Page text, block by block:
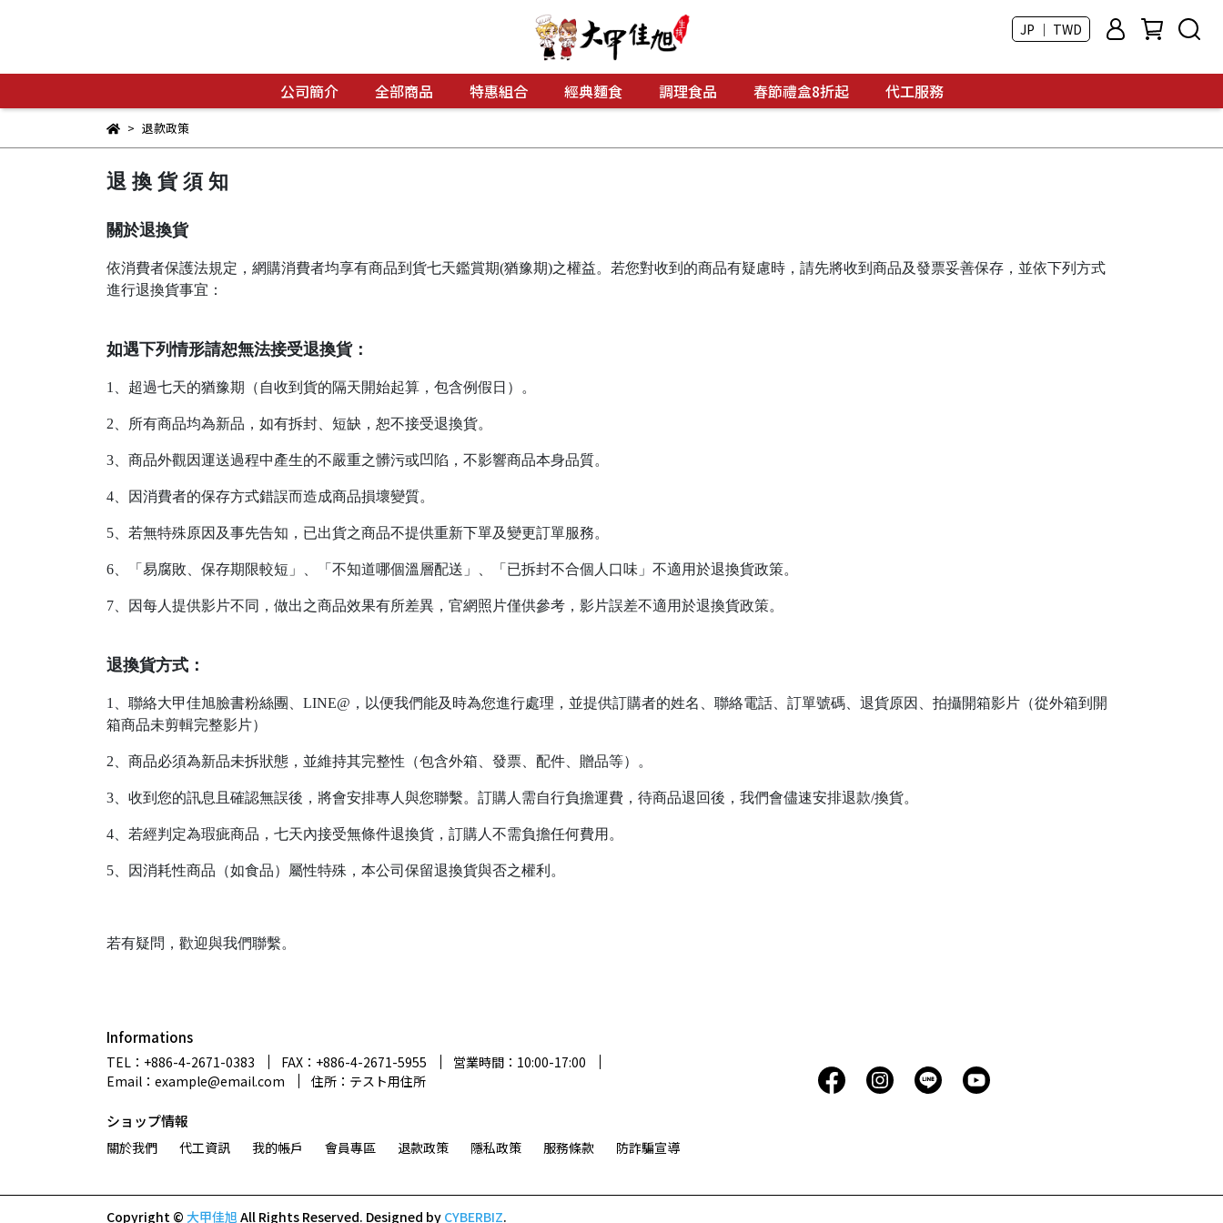
JP ｜ TWD
公司簡介 全部商品 特惠組合 經典麵食 調理食品 春節禮盒8折起 代工服務
退款政策
退 換 貨 須 知
關於退換貨
依消費者保護法規定，網購消費者均享有商品到貨七天鑑賞期(猶豫期)之權益。若您對收到的商品有疑慮時，請先將收到商品及發票妥善保存，並依下列方式
進行退換貨事宜：
如遇下列情形請恕無法接受退換貨：
1、超過七天的猶豫期（自收到貨的隔天開始起算，包含例假日）。
2、所有商品均為新品，如有拆封、短缺，恕不接受退換貨。
3、商品外觀因運送過程中產生的不嚴重之髒污或凹陷，不影響商品本身品質。
4、因消費者的保存方式錯誤而造成商品損壞變質。
5、若無特殊原因及事先告知，已出貨之商品不提供重新下單及變更訂單服務。
6、「易腐敗、保存期限較短」、「不知道哪個溫層配送」、「已拆封不合個人口味」不適用於退換貨政策。
7、因每人提供影片不同，做出之商品效果有所差異，官網照片僅供參考，影片誤差不適用於退換貨政策。
退換貨方式：
1、聯絡大甲佳旭臉書粉絲團、LINE@，以便我們能及時為您進行處理，並提供訂購者的姓名、聯絡電話、訂單號碼、退貨原因、拍攝開箱影片（從外箱到開
箱商品未剪輯完整影片）
2、商品必須為新品未拆狀態，並維持其完整性（包含外箱、發票、配件、贈品等）。
3、收到您的訊息且確認無誤後，將會安排專人與您聯繫。訂購人需自行負擔運費，待商品退回後，我們會儘速安排退款/換貨。
4、若經判定為瑕疵商品，七天內接受無條件退換貨，訂購人不需負擔任何費用。
5、因消耗性商品（如食品）屬性特殊，本公司保留退換貨與否之權利。
若有疑問，歡迎與我們聯繫。
Informations
TEL：+886-4-2671-0383 FAX：+886-4-2671-5955
営業時間：10:00-17:00
Email：example@email.com
住所：テスト用住所
ショップ情報
關於我們 代工資訊 我的帳戶 會員專區 退款政策 隱私政策 服務條款 防詐騙宣導
Copyright © 大甲佳旭 All Rights Reserved. Designed by CYBERBIZ.